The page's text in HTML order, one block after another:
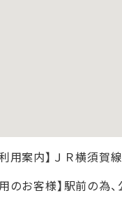
利用案内】ＪＲ横須
のお客様】駅前の為